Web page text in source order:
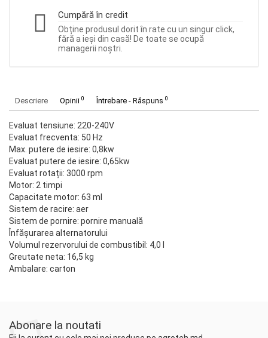
Cumpără în credit
Obține produsul dorit în rate cu un singur click,
fără a ieși din casă! De toate se ocupă
managerii noștri.
Descriere Opinii 0 Întrebare - Răspuns 0
Evaluat tensiune: 220-240V
Evaluat frecventa: 50 Hz
Max. putere de iesire: 0,8kw
Evaluat putere de iesire: 0,65kw
Evaluat rotații: 3000 rpm
Motor: 2 timpi
Capacitate motor: 63 ml
Sistem de racire: aer
Sistem de pornire: pornire manuală
Înfășurarea alternatorului
Volumul rezervorului de combustibil: 4,0 l
Greutate neta: 16,5 kg
Ambalare: carton
Abonare la noutati